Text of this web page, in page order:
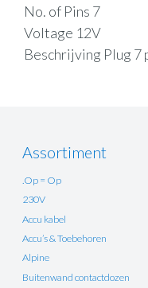
No. of Pins 7
Voltage 12V
Beschrijving Plug 7
Assortiment
.Op = Op
230V
Accu kabel
Accu’s & Toebehoren
Alpine
Buitenwand contactdozen